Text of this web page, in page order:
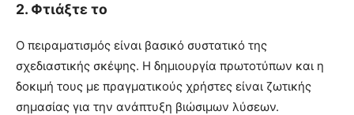
2. Φτιάξτε το
Ο πειραματισμός είναι βασικό συστατικό της
σχεδιαστικής σκέψης. Η δημιουργία πρωτοτύπων και η
δοκιμή τους με πραγματικούς χρήστες είναι ζωτικής
σημασίας για την ανάπτυξη βιώσιμων λύσεων.